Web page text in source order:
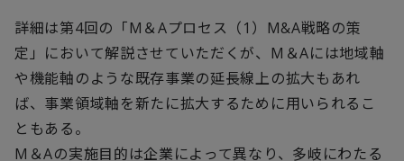
詳細は第4回の「M＆Aプロセス（1）M&A戦略の策
定」において解説させていただくが、M＆Aには地域軸
や機能軸のような既存事業の延長線上の拡大もあれ
ば、事業領域軸を新たに拡大するために用いられるこ
ともある。
M＆Aの実施目的は企業によって異なり、多岐にわたる